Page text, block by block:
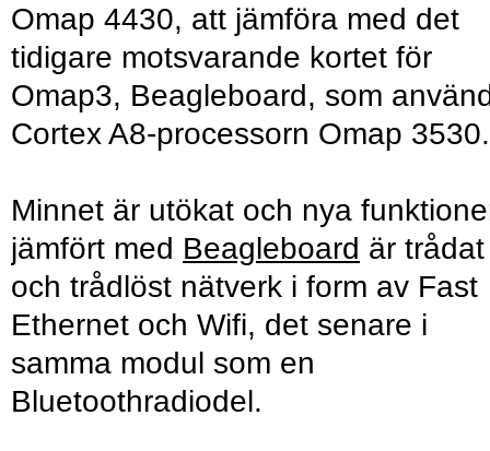
Omap 4430, att jämföra med det
tidigare motsvarande kortet för
Omap3, Beagleboard, som
Cortex A8-processorn Omap 3530.
Minnet är utökat och nya
jämfört med Beagleboard är trådat
och trådlöst nätverk i form av Fast
Ethernet och Wifi, det senare i
samma modul som en
Bluetoothradiodel.